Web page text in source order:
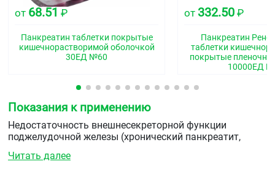
от 68.51 ₽
Панкреатин таблетки покрытые
кишечнорастворимой оболочкой
30ЕД №60
от 332.50 ₽
Панкреатин
таблетки
покрытые
10000ЕД
Показания к применению
Недостаточность внешнесекреторной функции
поджелудочной железы (хронический панкреатит,
Читать далее